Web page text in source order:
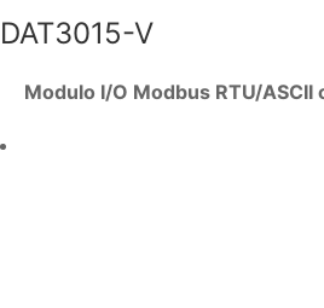
DAT3015-V
Modulo I/O Modbus RTU/